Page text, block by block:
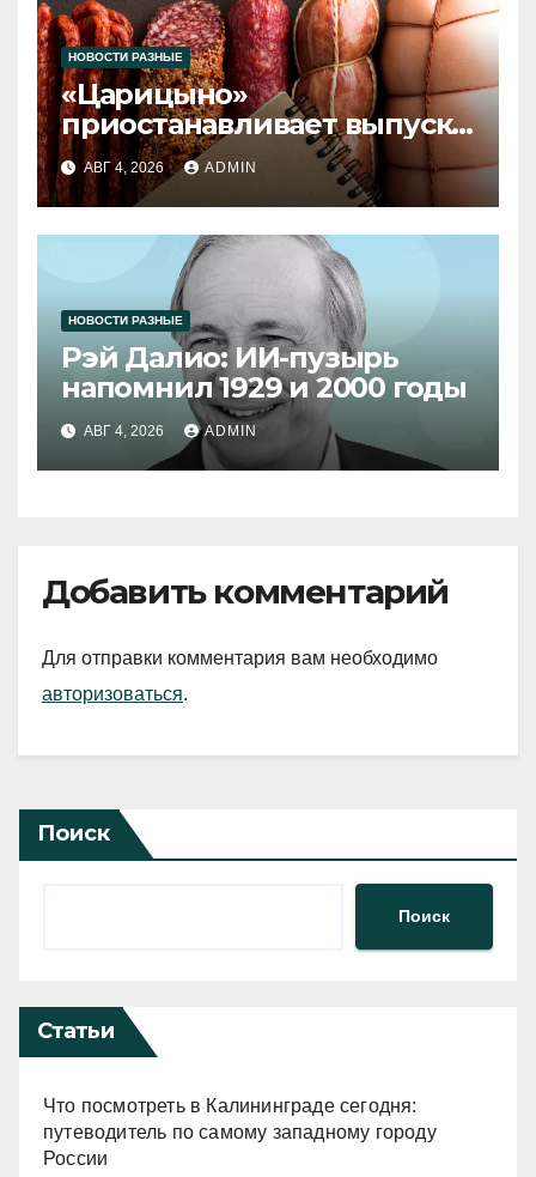
НОВОСТИ РАЗНЫЕ
«Царицыно»
приостанавливает выпуск
продукции
АВГ 4, 2026 ADMIN
НОВОСТИ РАЗНЫЕ
Рэй Далио: ИИ-пузырь
напомнил 1929 и 2000 годы
АВГ 4, 2026 ADMIN
Добавить комментарий
Для отправки комментария вам необходимо
авторизоваться.
Поиск
Поиск
Статьи
Что посмотреть в Калининграде сегодня:
путеводитель по самому западному городу
России